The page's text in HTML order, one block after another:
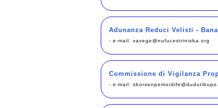
Adunanza Reduci Velisti -
- e-mail: vavege@nufucestrinisba.org
Commissione di Vigilanza
- e-mail: